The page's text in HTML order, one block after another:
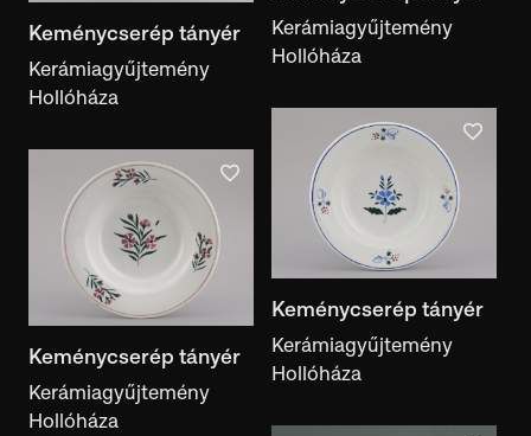
Kerámiagyűjtemény
Hollóháza
Keménycserép tányér
Kerámiagyűjtemény
Hollóháza
Keménycserép tányér
Kerámiagyűjtemény
Hollóháza
Keménycserép tányér
Kerámiagyűjtemény
Hollóháza